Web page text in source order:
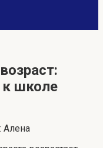
к школе
Алена